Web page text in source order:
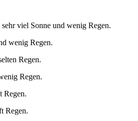
viel Sonne und wenig Regen.
wenig Regen.
Regen.
Regen.
Regen.
Regen.